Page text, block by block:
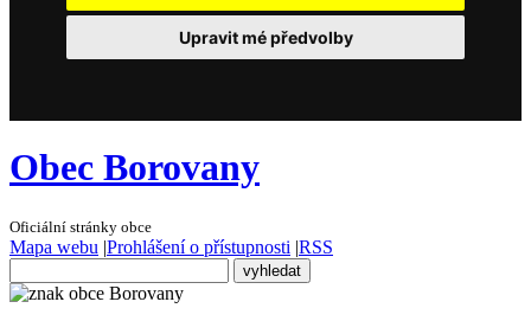
Upravit mé předvolby
Obec Borovany
Oficiální stránky obce
Mapa webu |Prohlášení o přístupnosti |RSS